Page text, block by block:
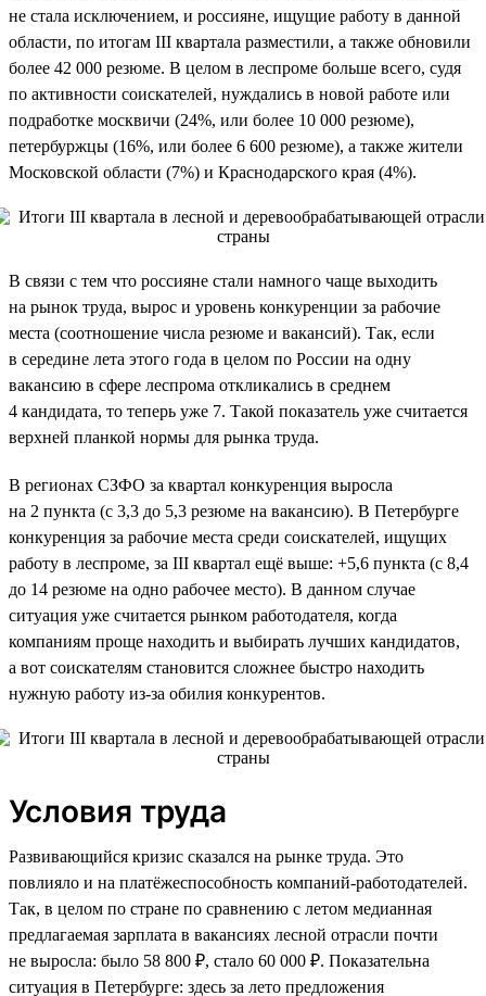
не стала исключением, и россияне, ищущие работу в данной
области, по итогам III квартала разместили, а также обновили
более 42 000 резюме. В целом в леспроме больше всего, судя
по активности соискателей, нуждались в новой работе или
подработке москвичи (24%, или более 10 000 резюме),
петербуржцы (16%, или более 6 600 резюме), а также жители
Московской области (7%) и Краснодарского края (4%).
В связи с тем что россияне стали намного чаще выходить
на рынок труда, вырос и уровень конкуренции за рабочие
места (соотношение числа резюме и вакансий). Так, если
в середине лета этого года в целом по России на одну
вакансию в сфере леспрома откликались в среднем
4 кандидата, то теперь уже 7. Такой показатель уже считается
верхней планкой нормы для рынка труда.
В регионах СЗФО за квартал конкуренция выросла
на 2 пункта (с 3,3 до 5,3 резюме на вакансию). В Петербурге
конкуренция за рабочие места среди соискателей, ищущих
работу в леспроме, за III квартал ещё выше: +5,6 пункта (с 8,4
до 14 резюме на одно рабочее место). В данном случае
ситуация уже считается рынком работодателя, когда
компаниям проще находить и выбирать лучших кандидатов,
а вот соискателям становится сложнее быстро находить
нужную работу из-за обилия конкурентов.
Условия труда
Развивающийся кризис сказался на рынке труда. Это
повлияло и на платёжеспособность компаний-работодателей.
Так, в целом по стране по сравнению с летом медианная
предлагаемая зарплата в вакансиях лесной отрасли почти
не выросла: было 58 800 ₽, стало 60 000 ₽. Показательна
ситуация в Петербурге: здесь за лето предложения